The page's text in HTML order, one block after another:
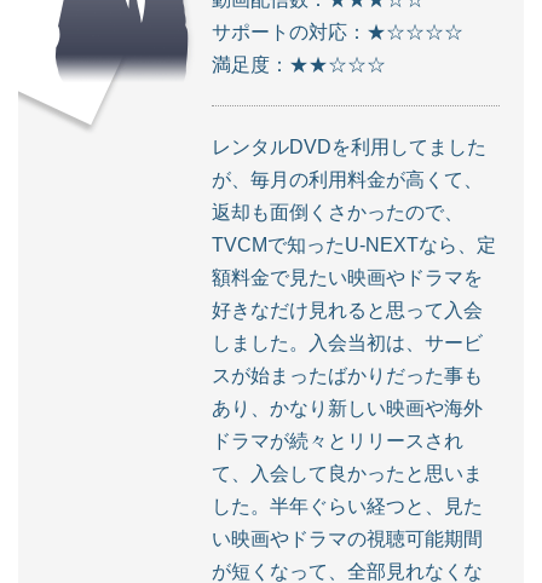
サポートの対応：★☆☆☆☆
満足度：★★☆☆☆
レンタルDVDを利用してました
が、毎月の利用料金が高くて、
返却も面倒くさかったので、
TVCMで知ったU-NEXTなら、定
額料金で見たい映画やドラマを
好きなだけ見れると思って入会
しました。入会当初は、サービ
スが始まったばかりだった事も
あり、かなり新しい映画や海外
ドラマが続々とリリースされ
て、入会して良かったと思いま
した。半年ぐらい経つと、見た
い映画やドラマの視聴可能期間
が短くなって、全部見れなくな